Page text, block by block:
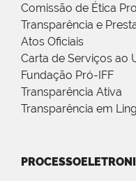
Comissão de Ética
Transparência e
Atos Oficiais
Carta de Serviços ao
Fundação Pró-IFF
Transparência Ativa
Transparência em